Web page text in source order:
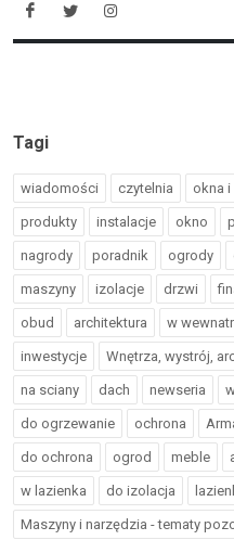
Tagi
wiadomości czytelnia okna
produkty instalacje okno
nagrody poradnik ogrody
maszyny izolacje drzwi
obud architektura w
inwestycje Wnętrza, wystrój,
na sciany dach newseria
do ogrzewanie ochrona
do ochrona ogrod meble
w lazienka do izolacja
Maszyny i narzędzia - tematy